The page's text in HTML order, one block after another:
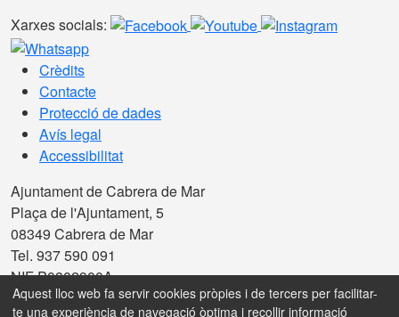
Xarxes socials:
Crèdits
Contacte
Protecció de dades
Avís legal
Accessibilitat
Ajuntament de Cabrera de Mar
Plaça de l'Ajuntament, 5
08349 Cabrera de Mar
Tel. 937 590 091
NIF P0802900A
Amb la col·laboració de:
Aquest lloc web fa servir cookies pròpies i de tercers per facilitar-
te una experiència de navegació òptima i recollir informació